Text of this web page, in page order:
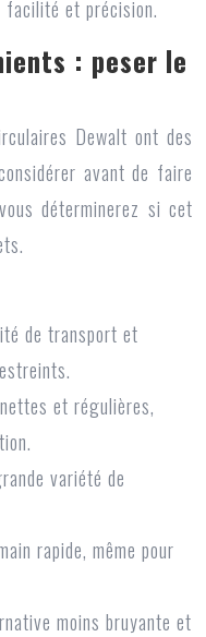
facilité et précision.
: peser le
Dewaltont des
avant de faire
déterminerez si cet
de transport et
et régulières,
variété de
rapide, même pour
moins bruyante et